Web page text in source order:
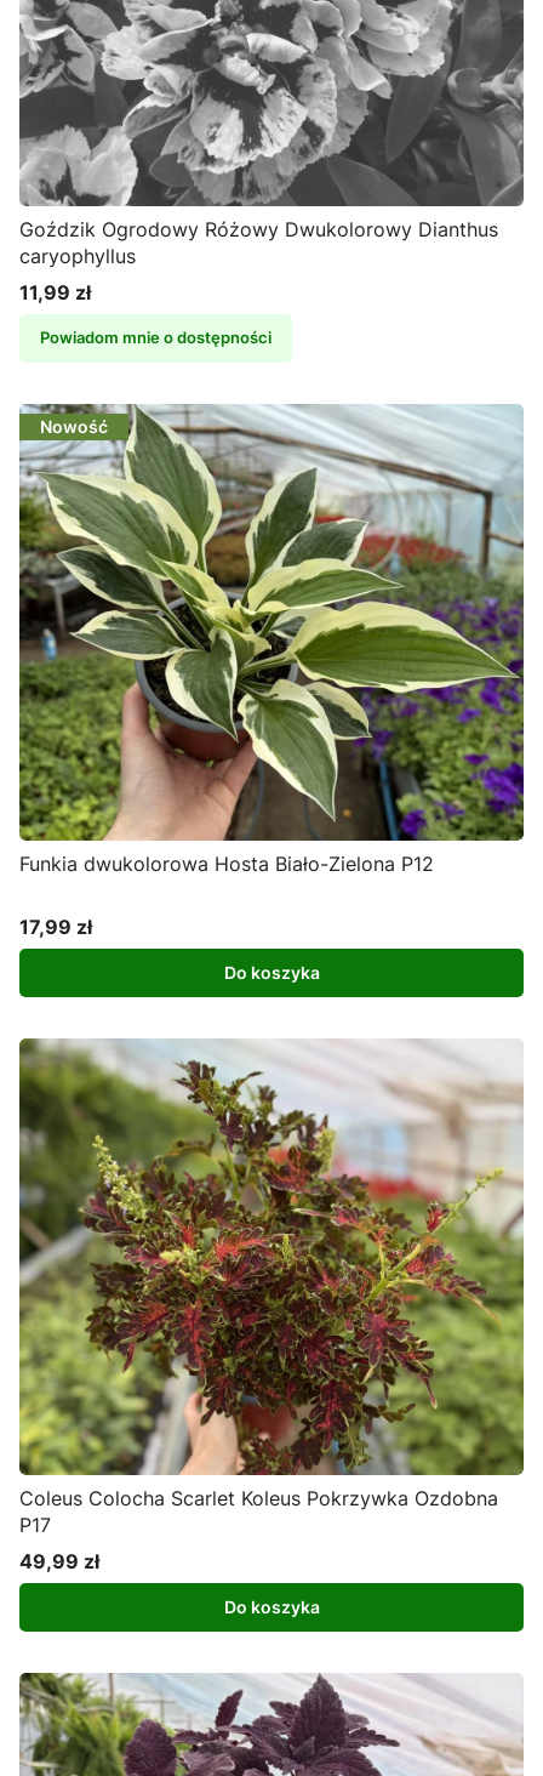
Goździk Ogrodowy Różowy Dwukolorowy Dianthus
caryophyllus
Cena
11,99 zł
Powiadom mnie o dostępności
Nowość
Funkia dwukolorowa Hosta Biało-Zielona P12
Cena
17,99 zł
Do koszyka
Coleus Colocha Scarlet Koleus Pokrzywka Ozdobna
P17
Cena
49,99 zł
Do koszyka